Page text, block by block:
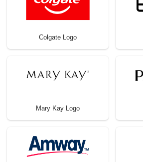
Colgate Logo
Mary Kay Logo